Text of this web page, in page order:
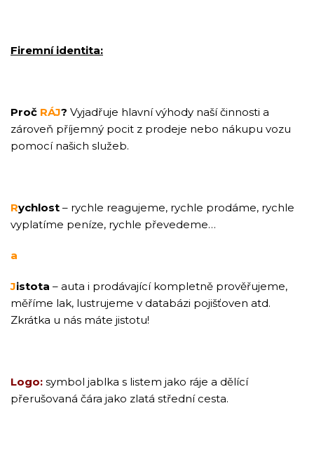
Firemní identita:
Proč RÁJ? Vyjadřuje hlavní výhody naší činnosti a
zároveň příjemný pocit z prodeje nebo nákupu vozu
pomocí našich služeb.
Rychlost – rychle reagujeme, rychle prodáme, rychle
vyplatíme peníze, rychle převedeme…
a
Jistota – auta i prodávající kompletně prověřujeme,
měříme lak, lustrujeme v databázi pojišťoven atd.
Zkrátka u nás máte jistotu!
Logo: symbol jablka s listem jako ráje a dělící
přerušovaná čára jako zlatá střední cesta.